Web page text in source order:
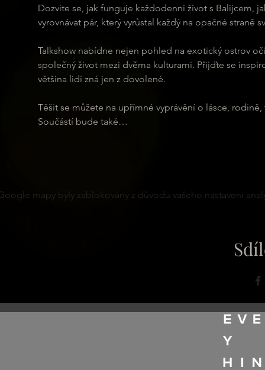
Dozvíte se, jak funguje každodenní život s Balijcem,
vyrovnávat pár, který vyrůstal každý na opačné straně
Talkshow nabídne nejen pohled na exotický ostrov
společný život mezi dvěma kulturami. Přijďte se
většina lidí zná jen z dovolené.
Těšit se můžete na upřímné vyprávění o lásce,
Součástí bude také…
mapy byly zablokovány z důvodu vašeho nastavení